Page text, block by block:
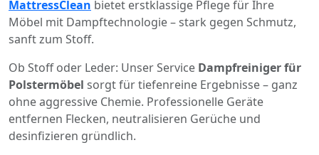
MattressClean bietet erstklassige Pflege für Ihre
Möbel mit Dampftechnologie – stark gegen Schmutz,
sanft zum Stoff.
Ob Stoff oder Leder: Unser Service Dampfreiniger für
Polstermöbel sorgt für tiefenreine Ergebnisse – ganz
ohne aggressive Chemie. Professionelle Geräte
entfernen Flecken, neutralisieren Gerüche und
desinfizieren gründlich.